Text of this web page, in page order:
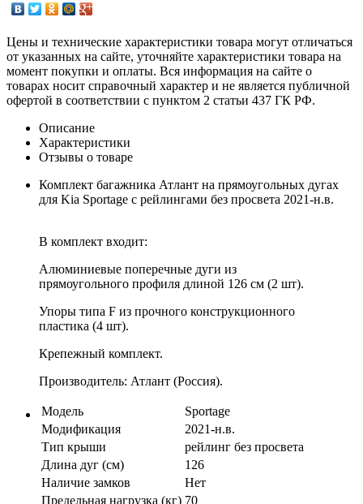
Цены и технические характеристики товара могут отличаться
от указанных на сайте, уточняйте характеристики товара на
момент покупки и оплаты. Вся информация на сайте о
товарах носит справочный характер и не является публичной
офертой в соответствии с пунктом 2 статьи 437 ГК РФ.
Описание
Характеристики
Отзывы о товаре
Комплект багажника Атлант на прямоугольных дугах
для Kia Sportage с рейлингами без просвета 2021-н.в.
В комплект входит:
Алюминиевые поперечные дуги из
прямоугольного профиля длиной 126 см (2 шт).
Упоры типа F из прочного конструкционного
пластика (4 шт).
Крепежный комплект.
Производитель: Атлант (Россия).
Модель
Sportage
Модификация
2021-н.в.
Тип крыши
рейлинг без просвета
Длина дуг (см)
126
Наличие замков
Нет
Предельная нагрузка (кг) 70